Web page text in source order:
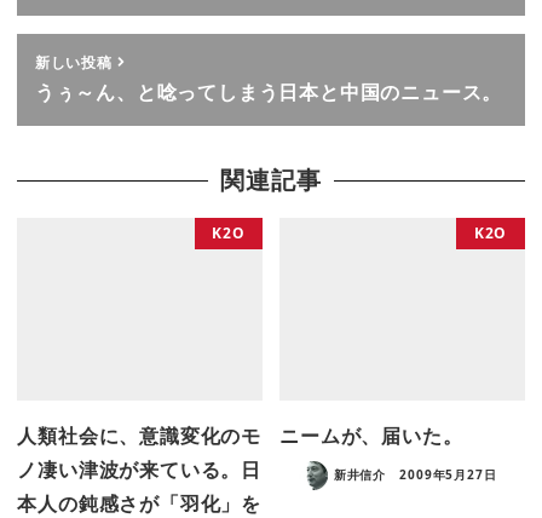
新しい投稿
うぅ～ん、と唸ってしまう日本と中国のニュース。
関連記事
K2O
人類社会に、意識変化のモ
ノ凄い津波が来ている。日
本人の鈍感さが「羽化」を
K2O
ニームが、届いた。
新井信介 2009年5月27日